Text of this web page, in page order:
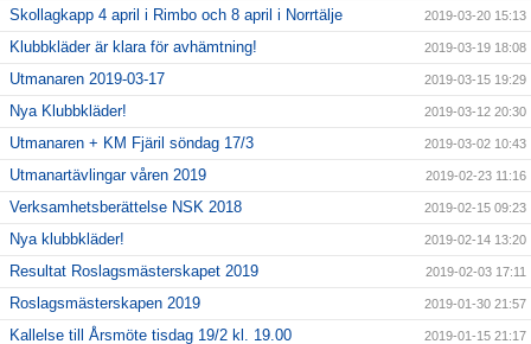
Skollagkapp 4 april i Rimbo och 8 april i Norrtälje 2019-03-20 15:13
Klubbkläder är klara för avhämtning! 2019-03-19 18:08
Utmanaren 2019-03-17 2019-03-15 19:29
Nya Klubbkläder! 2019-03-12 20:30
Utmanaren + KM Fjäril söndag 17/3 2019-03-02 10:43
Utmanartävlingar våren 2019 2019-02-23 11:16
Verksamhetsberättelse NSK 2018 2019-02-15 09:23
Nya klubbkläder! 2019-02-14 13:20
Resultat Roslagsmästerskapet 2019 2019-02-03 17:11
Roslagsmästerskapen 2019 2019-01-30 21:57
Kallelse till Årsmöte tisdag 19/2 kl. 19.00 2019-01-15 21:17